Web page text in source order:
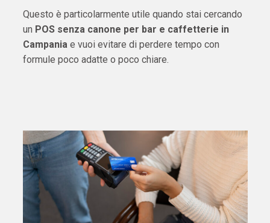
Questo è particolarmente utile quando stai cercando
un POS senza canone per bar e caffetterie in
Campaniae vuoi evitare di perdere tempo con
formule poco adatte o poco chiare.